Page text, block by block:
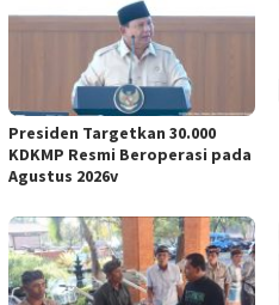
Presiden Targetkan 30.000
KDKMP Resmi Beroperasi pada
Agustus 2026v